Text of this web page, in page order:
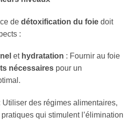
de détoxification du foie doit
:
et hydratation : Fournir au foie
nécessairespour un
des régimes alimentaires,
qui stimulent l’élimination